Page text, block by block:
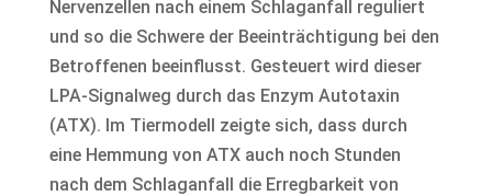
Nervenzellen nach einem Schlaganfall reguliert
und so die Schwere der Beeinträchtigung bei den
Betroffenen beeinflusst. Gesteuert wird dieser
LPA-Signalweg durch das Enzym Autotaxin
(ATX). Im Tiermodell zeigte sich, dass durch
eine Hemmung von ATX auch noch Stunden
nach dem Schlaganfall die Erregbarkeit von